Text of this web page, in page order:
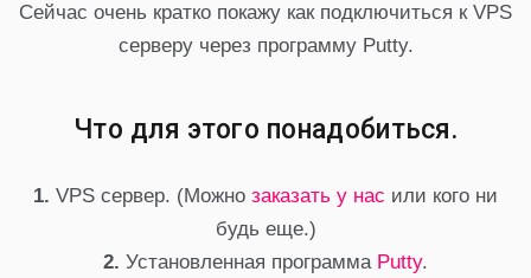
Сейчас очень кратко покажу как подключиться к VPS
серверу через программу Putty.
Что для этого понадобиться.
1. VPS сервер. (Можно заказать у нас или кого ни
будь еще.)
2. Установленная программа Putty.